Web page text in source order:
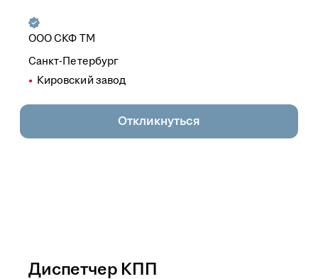
ОООСКФ ТМ
Санкт-Петербург
Кировский завод
Откликнуться
Диспетчер КПП